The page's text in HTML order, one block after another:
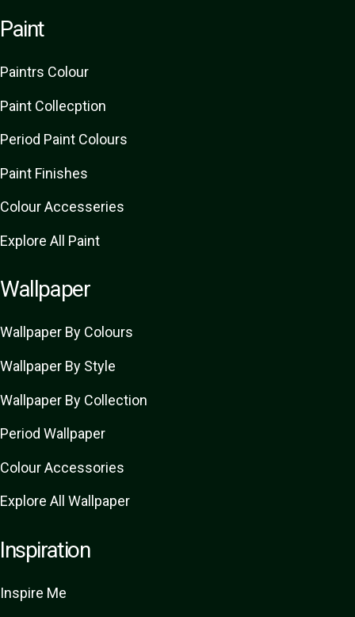
Paint
Paintrs Colour
Paint Collecption
Period Paint Colours
Paint Finishes
Colour Accesseries
Explore All Paint
Wallpaper
Wallpaper By Colours
Wallpaper By Style
Wallpaper By Collection
Period Wallpaper
Colour Accessories
Explore All Wallpaper
Inspiration
Inspire Me